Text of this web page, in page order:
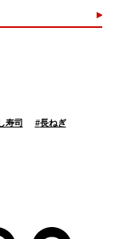
寿司 #長ねぎ